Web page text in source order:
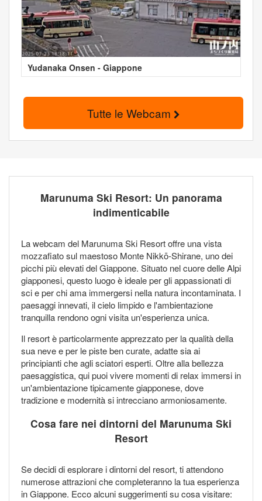
Yudanaka Onsen - Giappone
Tutte le Webcam
Marunuma Ski Resort: Un panorama
indimenticabile
La webcam del Marunuma Ski Resort offre una vista
mozzafiato sul maestoso Monte Nikkō-Shirane, uno dei
picchi più elevati del Giappone. Situato nel cuore delle Alpi
giapponesi, questo luogo è ideale per gli appassionati di
sci e per chi ama immergersi nella natura incontaminata. I
paesaggi innevati, il cielo limpido e l'ambientazione
tranquilla rendono ogni visita un'esperienza unica.
Il resort è particolarmente apprezzato per la qualità della
sua neve e per le piste ben curate, adatte sia ai
principianti che agli sciatori esperti. Oltre alla bellezza
paesaggistica, qui puoi vivere momenti di relax immersi in
un'ambientazione tipicamente giapponese, dove
tradizione e modernità si intrecciano armoniosamente.
Cosa fare nei dintorni del Marunuma Ski
Resort
Se decidi di esplorare i dintorni del resort, ti attendono
numerose attrazioni che completeranno la tua esperienza
in Giappone. Ecco alcuni suggerimenti su cosa visitare: